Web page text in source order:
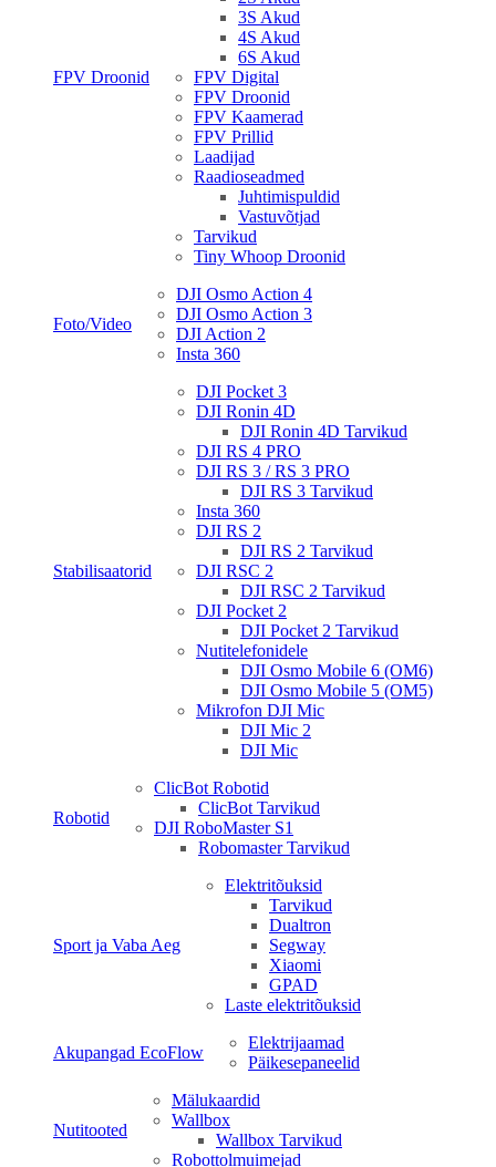
FPV Droonid
3S Akud
4S Akud
6S Akud
FPV Digital
FPV Droonid
FPV Kaamerad
FPV Prillid
Laadijad
Raadioseadmed
Juhtimispuldid
Vastuvõtjad
Tarvikud
Tiny Whoop Droonid
Foto/Video
DJI Osmo Action 4
DJI Osmo Action 3
DJI Action 2
Insta 360
Stabilisaatorid
DJI Pocket 3
DJI Ronin 4D
DJI Ronin 4D Tarvikud
DJI RS 4 PRO
DJI RS 3 / RS 3 PRO
DJI RS 3 Tarvikud
Insta 360
DJI RS 2
DJI RS 2 Tarvikud
DJI RSC 2
DJI RSC 2 Tarvikud
DJI Pocket 2
DJI Pocket 2 Tarvikud
Nutitelefonidele
DJI Osmo Mobile 6 (OM6)
DJI Osmo Mobile 5 (OM5)
Mikrofon DJI Mic
DJI Mic 2
DJI Mic
Robotid
ClicBot Robotid
ClicBot Tarvikud
DJI RoboMaster S1
Robomaster Tarvikud
Sport ja Vaba Aeg
Elektritõuksid
Tarvikud
Dualtron
Segway
Xiaomi
GPAD
Laste elektritõuksid
Akupangad EcoFlow
Elektrijaamad
Päikesepaneelid
Nutitooted
Mälukaardid
Wallbox
Wallbox Tarvikud
Robottolmuimejad